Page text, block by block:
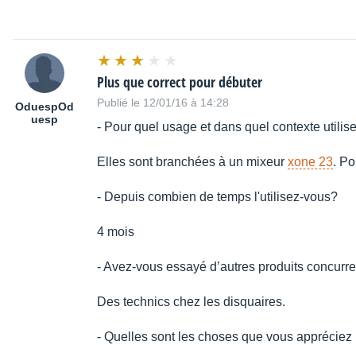
OduespOd
uesp
Plus que correct pour débuter
Publié le 12/01/16 à 14:28
- Pour quel usage et dans quel contexte
Elles sont branchées à un mixeur xone 23.
- Depuis combien de temps l'utilisez-vous?
4 mois
- Avez-vous essayé d’autres produits
Des technics chez les disquaires.
- Quelles sont les choses que vous